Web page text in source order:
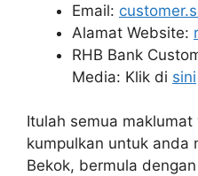
Email:
Alamat Website:
RHB Bank
Media: Klik di sini
Itulah semua
kumpulkan untuk anda
Bekok, bermula